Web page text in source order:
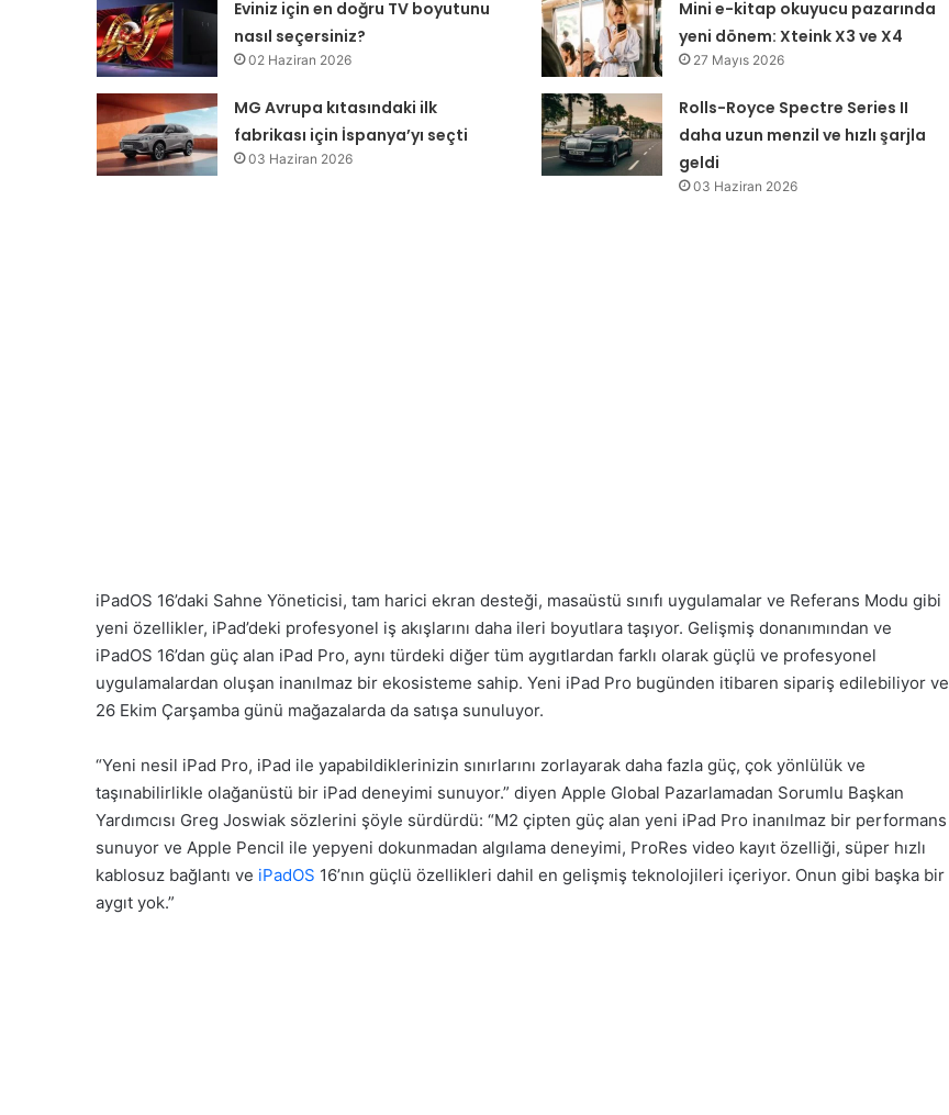
Eviniz için en doğru TV boyutunu
nasıl seçersiniz?
02 Haziran 2026
Mini e-kitap okuyucu pazarında
yeni dönem: Xteink X3 ve X4
27 Mayıs 2026
MG Avrupa kıtasındaki ilk
fabrikası için İspanya’yı seçti
03 Haziran 2026
Rolls-Royce Spectre Series II
daha uzun menzil ve hızlı şarjla
geldi
03 Haziran 2026
iPadOS 16’daki Sahne Yöneticisi, tam harici ekran desteği, masaüstü sınıfı uygulamalar ve Referans Modu gibi
yeni özellikler, iPad’deki profesyonel iş akışlarını daha ileri boyutlara taşıyor. Gelişmiş donanımından ve
iPadOS 16’dan güç alan iPad Pro, aynı türdeki diğer tüm aygıtlardan farklı olarak güçlü ve profesyonel
uygulamalardan oluşan inanılmaz bir ekosisteme sahip. Yeni iPad Pro bugünden itibaren sipariş edilebiliyor ve
26 Ekim Çarşamba günü mağazalarda da satışa sunuluyor.
“Yeni nesil iPad Pro, iPad ile yapabildiklerinizin sınırlarını zorlayarak daha fazla güç, çok yönlülük ve
taşınabilirlikle olağanüstü bir iPad deneyimi sunuyor.” diyen Apple Global Pazarlamadan Sorumlu Başkan
Yardımcısı Greg Joswiak sözlerini şöyle sürdürdü: “M2 çipten güç alan yeni iPad Pro inanılmaz bir performans
sunuyor ve Apple Pencil ile yepyeni dokunmadan algılama deneyimi, ProRes video kayıt özelliği, süper hızlı
kablosuz bağlantı ve iPadOS 16’nın güçlü özellikleri dahil en gelişmiş teknolojileri içeriyor. Onun gibi başka bir
aygıt yok.”